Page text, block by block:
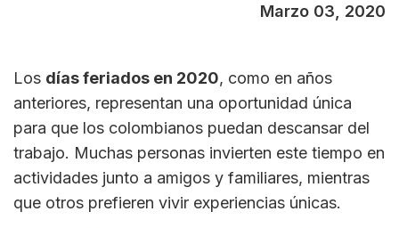
Marzo 03, 2020
Los días feriados en 2020, como en años
anteriores, representan una oportunidad única
para que los colombianos puedan descansar del
trabajo. Muchas personas invierten este tiempo en
actividades junto a amigos y familiares, mientras
que otros prefieren vivir experiencias únicas.